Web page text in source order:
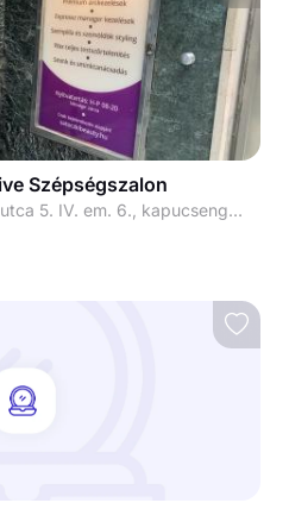
Szépségszalon
1052 Budapest, Régi posta utca 5. IV. em. 6., kapucsengő: 33